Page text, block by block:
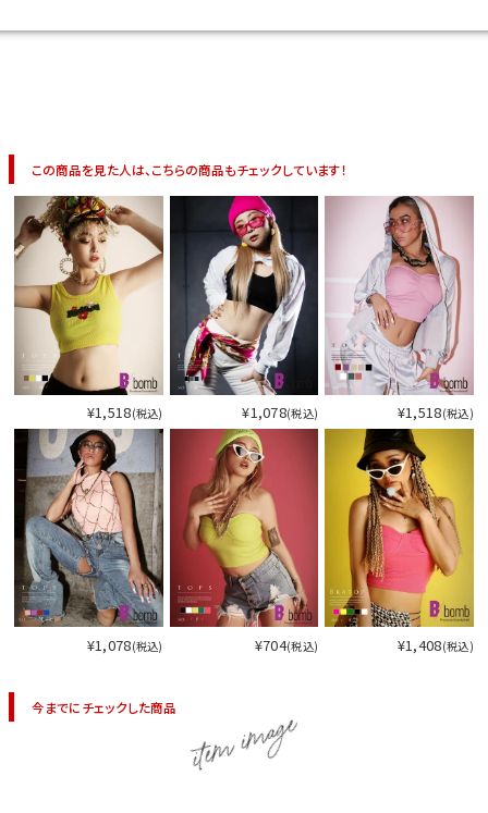
この商品を見た人は、こちらの商品もチェックしています！
¥1,518(税込) ¥1,078(税込) ¥1,518(税込)
¥1,078(税込) ¥704(税込) ¥1,408(税込)
今までにチェックした商品 item image